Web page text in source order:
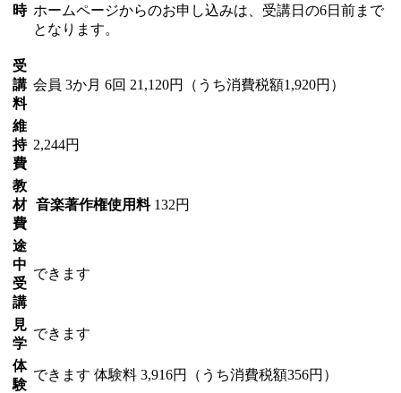
時 ホームページからのお申し込みは、受講日の6日前まで
となります。
受
講
料
会員 3か月 6回 21,120円（うち消費税額1,920円）
維
持
費
2,244円
教
材
費
音楽著作権使用料 132円
途
中
受
講
できます
見
学
できます
体
験
できます 体験料 3,916円（うち消費税額356円）